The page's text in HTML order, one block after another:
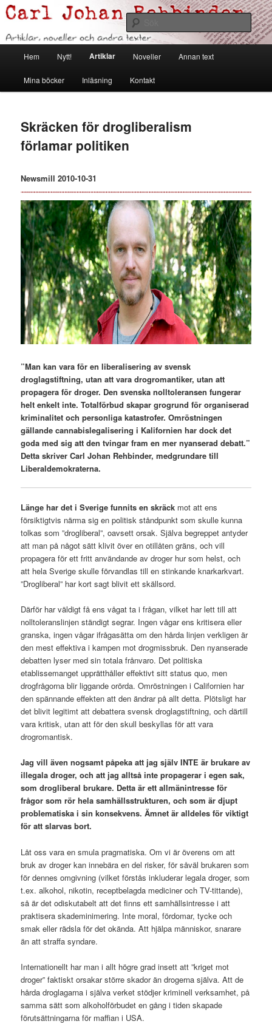
Hoppa
till
primärt
innehållCarl Johan Rehbinder
Artiklar, noveller och andra texter
Sök
Hem Nytt! Artiklar Noveller Annan text
Mina böcker Inläsning Kontakt
Skräcken för drogliberalism
förlamar politiken
Newsmill 2010-10-31
”Man kan vara för en liberalisering av svensk
droglagstiftning, utan att vara drogromantiker, utan att
propagera för droger. Den svenska nolltoleransen fungerar
helt enkelt inte. Totalförbud skapar grogrund för organiserad
kriminalitet och personliga katastrofer. Omröstningen
gällande cannabislegalisering i Kalifornien har dock det
goda med sig att den tvingar fram en mer nyanserad debatt.”
Detta skriver Carl Johan Rehbinder, medgrundare till
Liberaldemokraterna.
Länge har det i Sverige funnits en skräck mot att ens
försiktigtvis närma sig en politisk ståndpunkt som skulle kunna
tolkas som ”drogliberal”, oavsett orsak. Själva begreppet antyder
att man på något sätt klivit över en otillåten gräns, och vill
propagera för ett fritt användande av droger hur som helst, och
att hela Sverige skulle förvandlas till en stinkande knarkarkvart.
”Drogliberal” har kort sagt blivit ett skällsord.
Därför har väldigt få ens vågat ta i frågan, vilket har lett till att
nolltoleranslinjen ständigt segrar. Ingen vågar ens kritisera eller
granska, ingen vågar ifrågasätta om den hårda linjen verkligen är
den mest effektiva i kampen mot drogmissbruk. Den nyanserade
debatten lyser med sin totala frånvaro. Det politiska
etablissemanget upprätthåller effektivt sitt status quo, men
drogfrågorna blir liggande orörda. Omröstningen i Californien har
den spännande effekten att den ändrar på allt detta. Plötsligt har
det blivit legitimt att debattera svensk droglagstiftning, och därtill
vara kritisk, utan att för den skull beskyllas för att vara
drogromantisk.
Jag vill även nogsamt påpeka att jag själv INTE är brukare av
illegala droger, och att jag alltså inte propagerar i egen sak,
som drogliberal brukare. Detta är ett allmänintresse för
frågor som rör hela samhällsstrukturen, och som är djupt
problematiska i sin konsekvens. Ämnet är alldeles för viktigt
för att slarvas bort.
Låt oss vara en smula pragmatiska. Om vi är överens om att
bruk av droger kan innebära en del risker, för såväl brukaren som
för dennes omgivning (vilket förstås inkluderar legala droger, som
t.ex. alkohol, nikotin, receptbelagda mediciner och TV-tittande),
så är det odiskutabelt att det finns ett samhällsintresse i att
praktisera skademinimering. Inte moral, fördomar, tycke och
smak eller rädsla för det okända. Att hjälpa människor, snarare
än att straffa syndare.
Internationellt har man i allt högre grad insett att ”kriget mot
droger” faktiskt orsakar större skador än drogerna själva. Att de
hårda droglagarna i själva verket stödjer kriminell verksamhet, på
samma sätt som alkoholförbudet en gång i tiden skapade
förutsättningarna för maffian i USA.